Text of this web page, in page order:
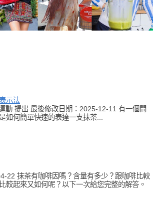
示法
動 提出 最後修改日期：2025-12-11 有一個問
如何簡單快速的表達一支抹茶...
22 抹茶有咖啡因嗎？含量有多少？跟咖啡比較
較起來又如何呢？以下一次給您完整的解答。